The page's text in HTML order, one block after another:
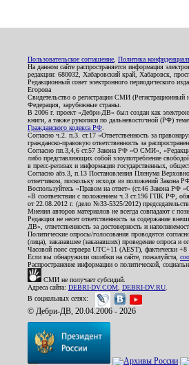
Пользовательское соглашение Политика
На данном сайте распространяется информация
редакции: 680032, Хабаровский край, Хабаровск,
Редакционный совет электронного
Егорова
Свидетельство о регистрации СМИ (Регистрационный
Федерация, зарубежные страны.
В 2006 г. проект «Дебри-ДВ» был создан как
книги, а также рукописи по дальневосточной (РФ)
Гражданского кодекса РФ
Согласно ч.2. п.3. ст.17 «Ответственность за
гражданско-правовую ответственность за
Согласно пп.3,4,6 ст.57 Закона РФ «О СМИ»,
либо представляющих собой злоупотребление
в пресс-релизах и информация государственных,
Согласно абз.3, п.13 Постановления Пленума
ответчиком, поскольку исходя из положений Закона
Воспользуйтесь «Правом на ответ» (ст.46 Закона РФ
«В соответствии с положением ч.3 ст.196 ГПК РФ,
от 22.08.2012 г. (дело №33-5325/2012)
Мнения авторов материалов не всегда совпадают с
Редакция не несет ответственность за содержание
ДВ», ответственность за достоверность и
Политические опросы/голосования проводятся
(лица), заказавшее (заказавших) проведение опроса и
Часовой пояс сервера UTC+11 (AEST), фактически +8
Если вы обнаружили ошибки на сайте, пожалуйста,
Распространение информации о политической,
СМИ не получает субсидий.
Адреса сайта: DEBRI-DV.COM DEBRI-DV.RU
В социальных сетях:
© Дебри-ДВ, 20.04.2006 - 2026